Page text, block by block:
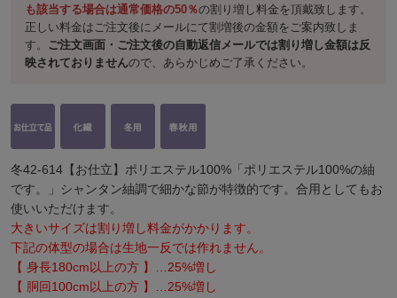
も該当する場合は通常価格の50％の割り増し料金を頂戴致します。
正しい料金はご注文後にメールにて割増後の金額をご案内致しま
す。 ご注文画面・ご注文後の自動返信メールでは割り増し金額は反
映されておりませんので、あらかじめご了承ください。
冬42-614【お仕立】ポリエステル100%「ポリエステル100%の紬
です。」シャンタン紬調で細かな節が特徴的です。合用としてもお
使いいただけます。
大きいサイズは割り増し料金がかかります。
下記の体型の場合は生地一反では作れません。
【 身長180cm以上の方 】…25%増し
【 胴回100cm以上の方 】…25%増し